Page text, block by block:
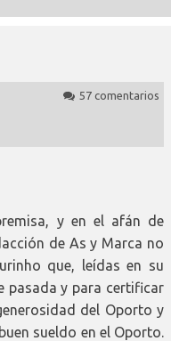
57 comentarios
y en el afán de
de As y Marca no
que, leídas en su
pasada y para certificar
del Oporto y
sueldo en el Oporto.